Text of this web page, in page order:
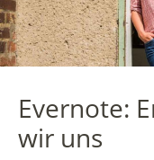
Evernote:
wir uns